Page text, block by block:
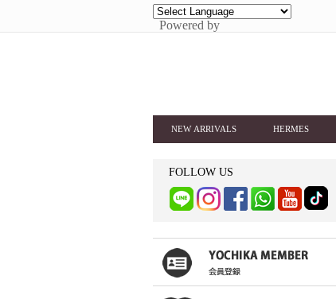
Powered by
NEW ARRIVALS HERMES
FOLLOW US